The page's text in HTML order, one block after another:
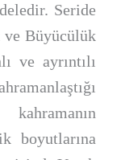
Seride
ve Büyücülük
ve ayrıntılı
boyutlarına